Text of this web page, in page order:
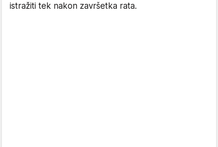
istražiti tek nakon završetka rata.